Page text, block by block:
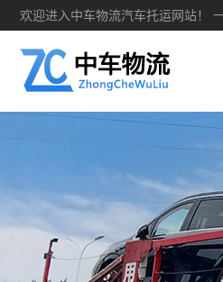
欢迎进入中车物流汽车托运网站！